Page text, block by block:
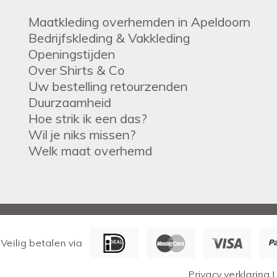
Maatkleding overhemden in Apeldoorn
Bedrijfskleding & Vakkleding
Openingstijden
Over Shirts & Co
Uw bestelling retourzenden
Duurzaamheid
Hoe strik ik een das?
Wil je niks missen?
Welk maat overhemd
Veilig betalen via
Privacy verklaring |